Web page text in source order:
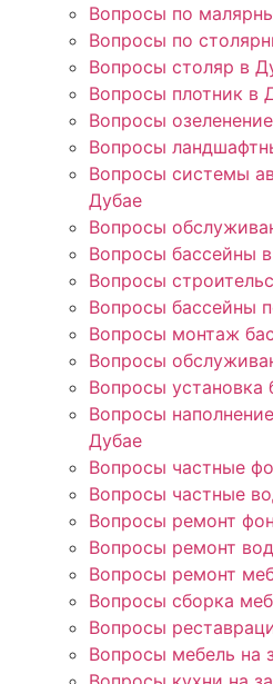
Вопросы по
Вопросы по
Вопросы столяр в
Вопросы плотник в
Вопросы
Вопросы
Вопросы системы
Дубае
Вопросы
Вопросы бассейны
Вопросы
Вопросы бассейны
Вопросы монтаж
Вопросы
Вопросы установка
Вопросы
Дубае
Вопросы частные
Вопросы частные
Вопросы ремонт
Вопросы ремонт
Вопросы ремонт
Вопросы сборка
Вопросы
Вопросы мебель на